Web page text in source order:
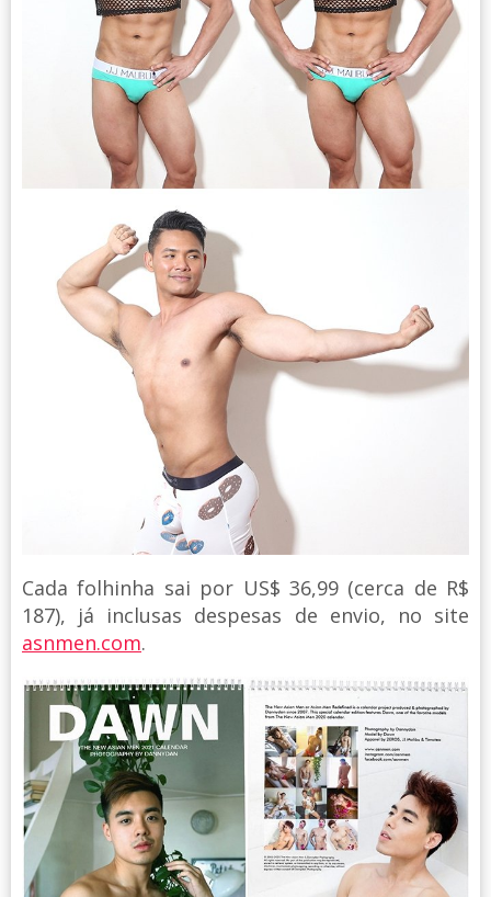
Cada folhinha sai por US$ 36,99 (cerca de R$
187), já inclusas despesas de envio, no site
asnmen.com.